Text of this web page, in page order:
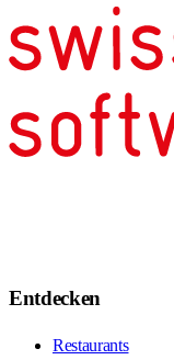
Entdecken
Restaurants